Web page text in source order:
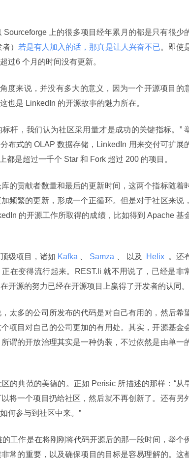
上的很多项目经年累月的都是只有很少
） 若是有人加入的话，那真是让人兴奋不已。即使
过6 个月的时间没有更新。
度来说，并没有多大的意义，因为一个开源项目的
也是 LinkedIn 的开源故事的魅力所在。
杆，我们认为社区采用量才是成功的关键指标。”
布式的 OLAP 数据存储，LinkedIn 用来交付可扩展
是超过一千个 Star 和 Fork 超过 200 的项目。
的贡献者数量和最后的更新时间，这两个指标随着
频繁的更新，形成一个正循环。但是对于社区来说，
的开源工作所取得的成绩，比如得到 Apache 基
级项目，诸如 Kafka Samza 、 以及 Helix 。还
正在变得流行起来。REST.li 就不用说了，已经是非
开源的努力已经在开源项目上赢得了开发者的认同。
太多的公司所发布的代码是对自己有用的，然后希
项目对自己的公司更加的有用处。其实，开源基金
谓的开放治理其实是一种伪装，不过依然是由单一
的典范的美德的。正如 Perisic 所描述的那样：“从
将一个项目扔给社区，然后就不再创新了。还有另
何参与到社区中来。”
工作是在将刚刚将代码开源后的那一段时间，举个
常的重要，以及确保项目的目标是容易理解的。这